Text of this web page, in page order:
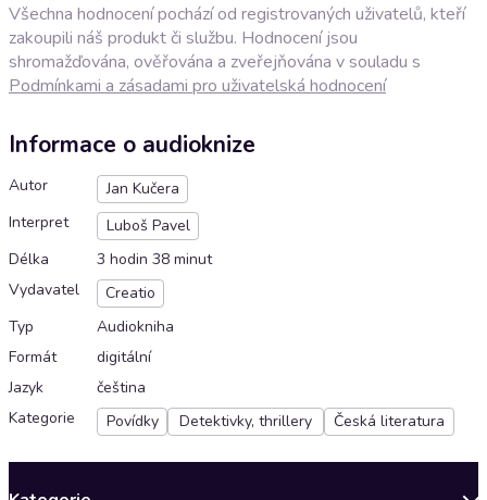
Všechna hodnocení pochází od registrovaných uživatelů, kteří
zakoupili náš produkt či službu. Hodnocení jsou
shromažďována, ověřována a zveřejňována v souladu s
Podmínkami a zásadami pro uživatelská hodnocení
Informace o audioknize
Autor
Jan Kučera
Interpret
Luboš Pavel
Délka
3 hodin 38 minut
Vydavatel
Creatio
Typ
Audiokniha
Formát
digitální
Jazyk
čeština
Kategorie
Povídky Detektivky, thrillery Česká literatura